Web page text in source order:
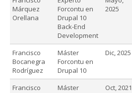
Márquez
Orellana
Forcontu en
Drupal 10
Back-End
Development
2025
Francisco
Bocanegra
Rodríguez
Máster
Forcontu en
Drupal 10
Dic, 2025
Francisco
Máster
Oct, 2021